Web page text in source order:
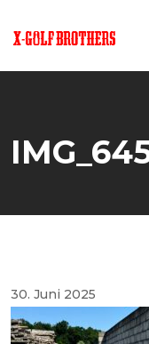
30. Juni 2025